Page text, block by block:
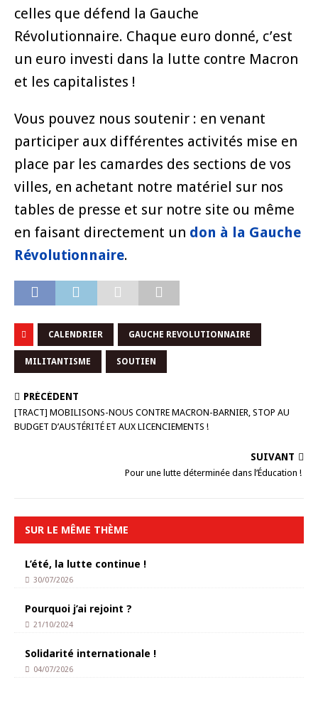
celles que défend la Gauche
Révolutionnaire. Chaque euro donné, c’est
un euro investi dans la lutte contre Macron
et les capitalistes !
Vous pouvez nous soutenir : en venant
participer aux différentes activités mise en
place par les camardes des sections de vos
villes, en achetant notre matériel sur nos
tables de presse et sur notre site ou même
en faisant directement un don à la Gauche
Révolutionnaire.
CALENDRIER GAUCHE REVOLUTIONNAIRE
MILITANTISME SOUTIEN
PRÉCÉDENT
[TRACT] MOBILISONS-NOUS CONTRE MACRON-BARNIER, STOP AU
BUDGET D’AUSTÉRITÉ ET AUX LICENCIEMENTS !
SUIVANT
Pour une lutte déterminée dans l’Éducation !
SUR LE MÊME THÈME
L’été, la lutte continue !
30/07/2026
Pourquoi j’ai rejoint ?
21/10/2024
Solidarité internationale !
04/07/2026